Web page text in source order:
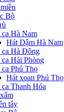
Bộ
ca Hà Nam
Hát Dậm Hà Nam
ca Hà Đông
ca Hải Phòng
ca Phú Thọ
Hát xoan Phú Thọ
ca Thanh Hóa
tây